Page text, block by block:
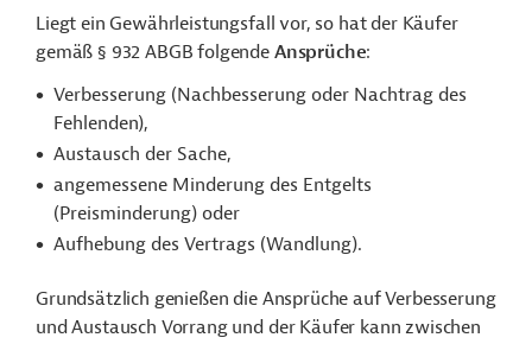
Liegt ein Gewährleistungsfall vor, so hat der Käufer
gemäß § 932 ABGB folgende Ansprüche:
Verbesserung (Nachbesserung oder Nachtrag des
Fehlenden),
Austausch der Sache,
angemessene Minderung des Entgelts
(Preisminderung) oder
Aufhebung des Vertrags (Wandlung).
Grundsätzlich genießen die Ansprüche auf Verbesserung
und Austausch Vorrang und der Käufer kann zwischen